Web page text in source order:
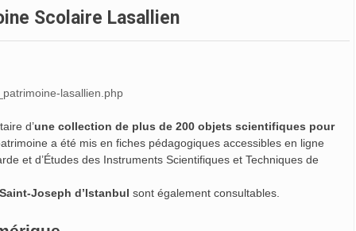
Scolaire Lasallien
lasallien.php
d’une collection de plus de 200 objets scientifiques pour
a été mis en fiches pédagogiques accessibles en ligne
et d’Études des Instruments Scientifiques et Techniques de
Joseph d’Istanbul sont également consultables.